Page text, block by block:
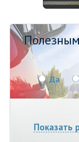
Да
Показать